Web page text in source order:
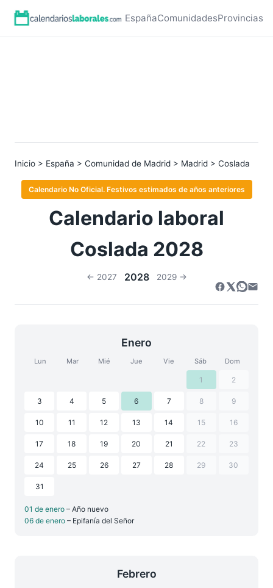
EspañaComunidadesProvincias
Inicio > España > Comunidad de Madrid > Madrid > Coslada
Calendario No Oficial. Festivos estimados de años anteriores
Calendario laboral
Coslada 2028
← 2027 2028 2029 →
Enero
Lun Mar Mié Jue Vie Sáb Dom
1 2
3 4 5 6 7 8 9
10 11 12 13 14 15 16
17 18 19 20 21 22 23
24 25 26 27 28 29 30
31
01 de enero – Año nuevo
06 de enero – Epifanía del Señor
Febrero